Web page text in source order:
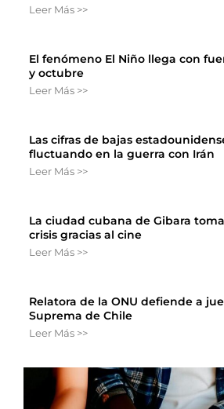
Leer Más >>
El fenómeno El Niño llega con
y octubre
Leer Más >>
Las cifras de bajas
fluctuando en la guerra con Irán
Leer Más >>
La ciudad cubana de Gibara
crisis gracias al cine
Leer Más >>
Relatora de la ONU defiende a
Suprema de Chile
Leer Más >>